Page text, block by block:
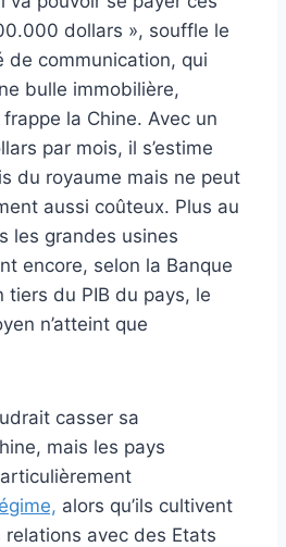
dollars », souffle le
de communication, qui
bulle immobilière,
la Chine. Avec un
par mois, il s’estime
du royaume mais ne peut
aussi coûteux. Plus au
les grandes usines
encore, selon la Banque
tiers du PIB du pays, le
n’atteint que
casser sa
mais les pays
alors qu’ils cultivent
avec des Etats